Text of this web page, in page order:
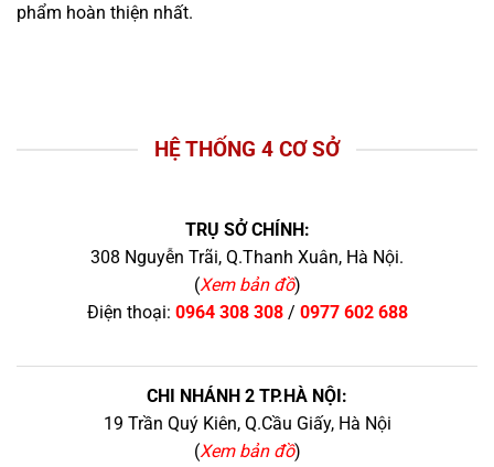
phẩm hoàn thiện nhất.
HỆ THỐNG 4 CƠ SỞ
TRỤ SỞ CHÍNH:
308 Nguyễn Trãi, Q.Thanh Xuân, Hà Nội.
(Xem bản đồ)
Điện thoại: 0964 308 308/ 0977 602 688
CHI NHÁNH 2 TP.HÀ NỘI:
19 Trần Quý Kiên, Q.Cầu Giấy, Hà Nội
(Xem bản đồ)